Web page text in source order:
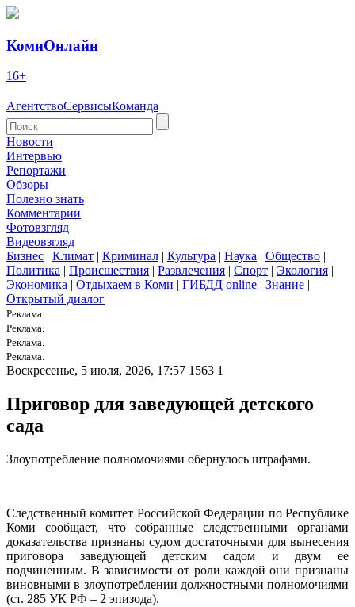
КомиОнлайн
16+
АгентствоСервисыКоманда
Новости
Интервью
Репортажи
Обзоры
Полезно знать
Комментарии
Фотовзгляд
Видеовзгляд
Бизнес | Климат | Криминал | Культура | Наука | Общество |
Политика | Происшествия | Развлечения | Спорт | Экология |
Экономика | Отдыхаем в Коми | ГИБДД online | Знание |
Открытый диалог
Реклама.
Реклама.
Реклама.
Реклама.
Воскресенье, 5 июля, 2026, 17:57 1563 1
Приговор для заведующей детского
сада
Злоупотребление полномочиями обернулось штрафами.
Следственный комитет Российской Федерации по Республике
Коми сообщает, что собранные следственными органами
доказательства признаны судом достаточными для вынесения
приговора заведующей детским садом и двум ее
подчиненным. В зависимости от роли каждой они признаны
виновными в злоупотреблении должностными полномочиями
(ст. 285 УК РФ – 2 эпизода).